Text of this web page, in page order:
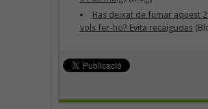
Has deixat de fumar aquest
vols fer-ho? Evita recaigudes